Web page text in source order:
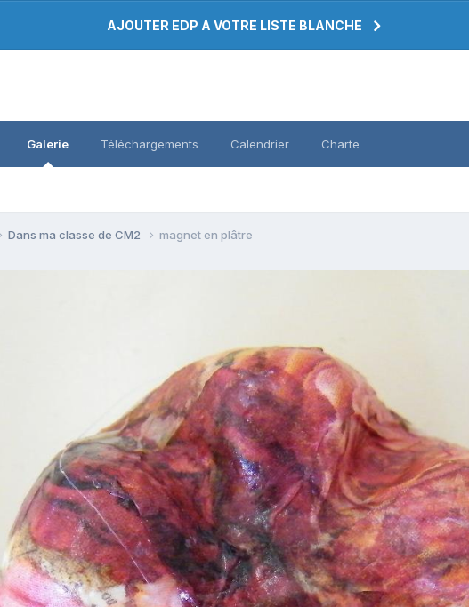
AJOUTER EDP A VOTRE LISTE BLANCHE
Galerie Téléchargements Calendrier Charte
Dans ma classe de CM2 magnet en plâtre